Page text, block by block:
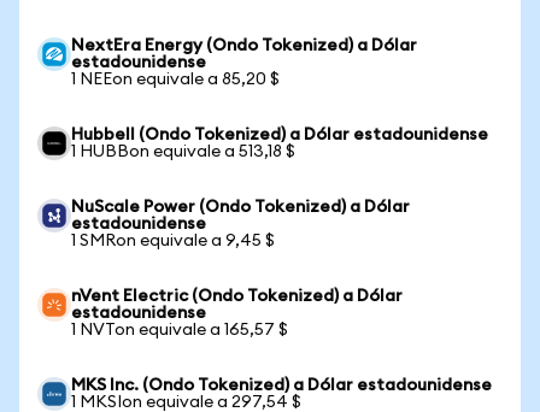
NextEra Energy (Ondo Tokenized) a Dólar
estadounidense
1 NEEon equivale a 85,20 $
Hubbell (Ondo Tokenized) a Dólar estadounidense
1 HUBBon equivale a 513,18 $
NuScale Power (Ondo Tokenized) a Dólar
estadounidense
1 SMRon equivale a 9,45 $
nVent Electric (Ondo Tokenized) a Dólar
estadounidense
1 NVTon equivale a 165,57 $
MKS Inc. (Ondo Tokenized) a Dólar estadounidense
1 MKSIon equivale a 297,54 $